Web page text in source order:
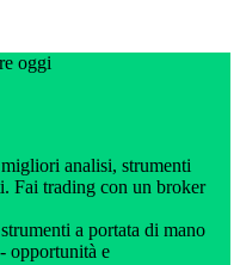
oggi
analisi, strumenti
Fai trading con un broker
a portata di mano
opportunità e